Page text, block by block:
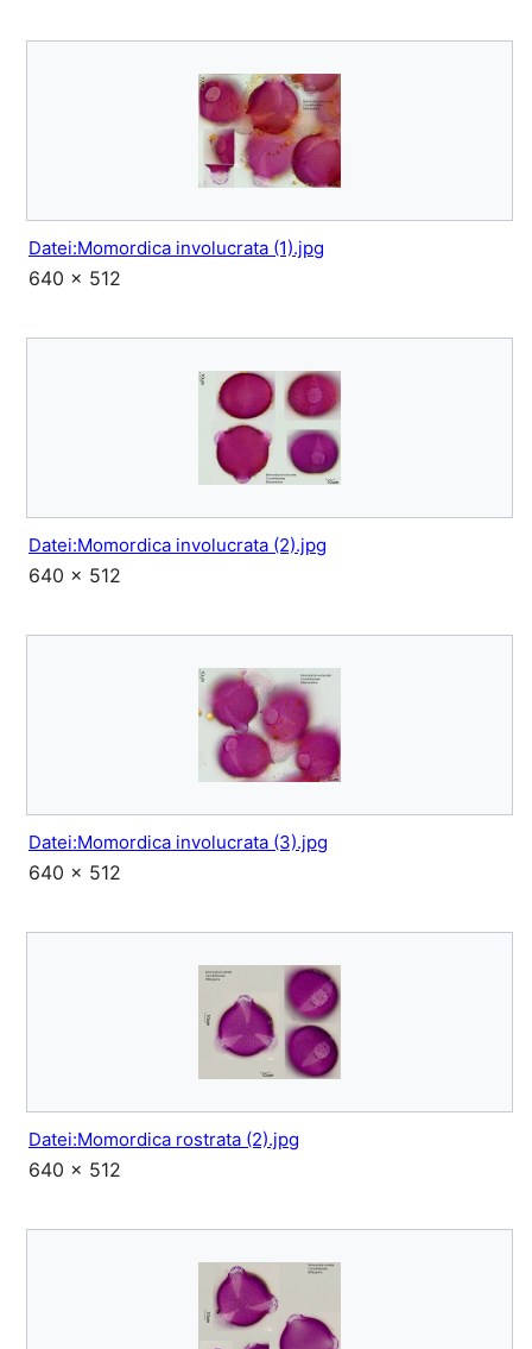
Datei:Momordica involucrata (1).jpg
640 × 512
Datei:Momordica involucrata (2).jpg
640 × 512
Datei:Momordica involucrata (3).jpg
640 × 512
Datei:Momordica rostrata (2).jpg
640 × 512